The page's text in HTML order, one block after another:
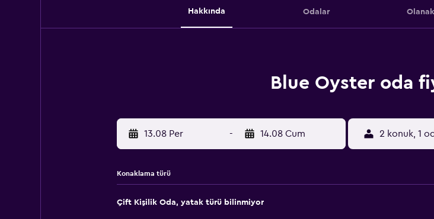
Hakkında Odalar
Blue Oyster oda
13.08 Per - 14.08 Cum 2 konuk, 1
Konaklama türü
Çift ​Kişilik Oda, yatak türü bilinmiyor